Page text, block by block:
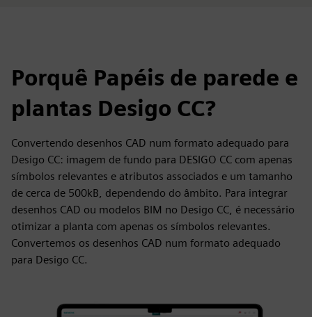
Porquê Papéis de parede e
plantas Desigo CC?
Convertendo desenhos CAD num formato adequado para
Desigo CC: imagem de fundo para DESIGO CC com apenas
símbolos relevantes e atributos associados e um tamanho
de cerca de 500kB, dependendo do âmbito. Para integrar
desenhos CAD ou modelos BIM no Desigo CC, é necessário
otimizar a planta com apenas os símbolos relevantes.
Convertemos os desenhos CAD num formato adequado
para Desigo CC.